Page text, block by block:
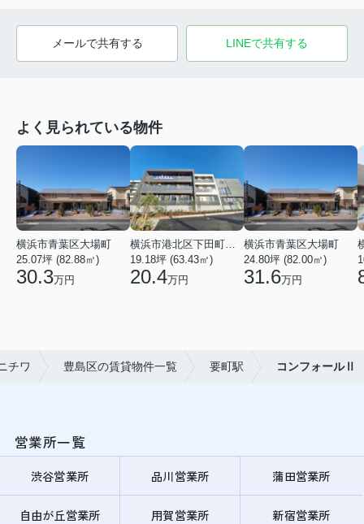
メールで共有する LINEで共有する
よく見られている物件
横浜市青葉区大場町
25.07坪 (82.88㎡)
30.3万円
19.18坪 (63.43㎡)
20.4万円
横浜市青葉区大場町
24.80坪 (82.00㎡)
31.6万円
チワ 豊島区の賃貸物件一覧 要町駅 コンフォールⅡ
営業所一覧
渋谷営業所 品川営業所 蒲田営業所
自由が丘営業所 用賀営業所 新宿営業所